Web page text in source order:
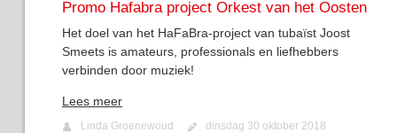
Promo Hafabra project Orkest van het Oosten
Het doel van het HaFaBra-project van tubaïst Joost
Smeets is amateurs, professionals en liefhebbers
verbinden door muziek!
Lees meer
Linda Groenewoud dinsdag 30 oktober 2018